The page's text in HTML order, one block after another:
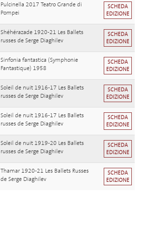
Pulcinella 2017 Teatro Grande di
Pompei
SCHEDA
EDIZIONE
Shéhérazade 1920-21 Les Ballets
russes de Serge Diaghilev
SCHEDA
EDIZIONE
Sinfonia fantastica (Symphonie
Fantastique) 1958
SCHEDA
EDIZIONE
Soleil de nuit 1916-17 Les Ballets
russes de Serge Diaghilev
SCHEDA
EDIZIONE
Soleil de nuit 1916-17 Les Ballets
russes de Serge Diaghilev
SCHEDA
EDIZIONE
Soleil de nuit 1919-20 Les Ballets
russes de Serge Diaghilev
SCHEDA
EDIZIONE
Thamar 1920-21 Les Ballets Russes
de Serge Diaghilev
SCHEDA
EDIZIONE